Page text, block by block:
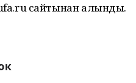
сайтынан алынды.